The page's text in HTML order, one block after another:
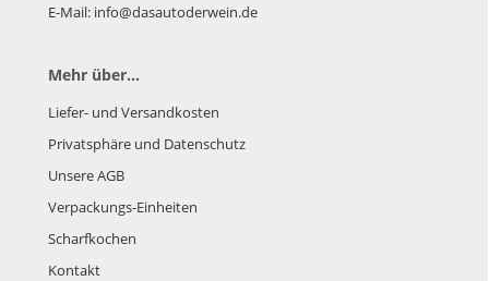
E-Mail: info@dasautoderwein.de
Mehr über...
Liefer- und Versandkosten
Privatsphäre und Datenschutz
Unsere AGB
Verpackungs-Einheiten
Scharfkochen
Kontakt